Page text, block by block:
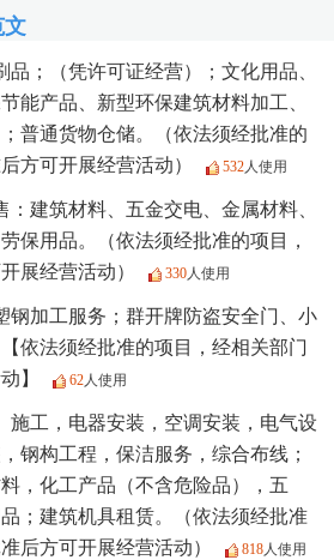
文
品；（凭许可证经营）；文化用品、
能产品、新型环保建筑材料加工、
普通货物仓储。（依法须经批准的
方可开展经营活动）
532人使用
：建筑材料、五金交电、金属材料、
保用品。（依法须经批准的项目，
展经营活动）
330人使用
钢加工服务；群开牌防盗安全门、小
依法须经批准的项目，经相关部门
】
62人使用
施工，电器安装，空调安装，电气设
钢构工程，保洁服务，综合布线；
，化工产品（不含危险品），五
；建筑机具租赁。（依法须经批准
后方可开展经营活动）
818人使用